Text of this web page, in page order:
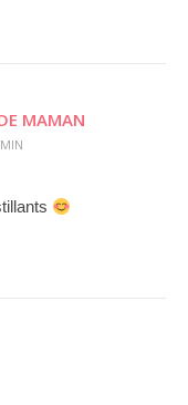
MAMAN